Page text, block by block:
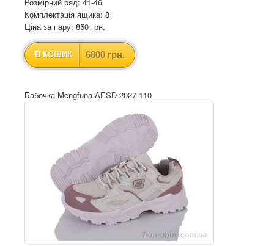
Комплектація ящика: 8
Ціна за пару: 850 грн.
В КОШИК 6800 грн.
Бабочка-Mengfuna-AESD 2027-110